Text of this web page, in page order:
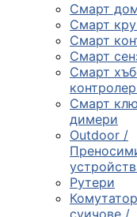
Смарт
Смарт
Смарт
Смарт
Смарт
Смарт
димери
Outdoor /
Рутери
суичове /